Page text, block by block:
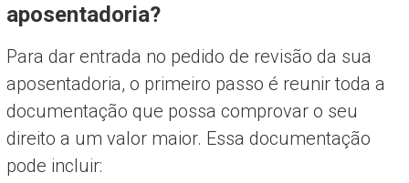
aposentadoria?
Para dar entrada no pedido de revisão da sua
aposentadoria, o primeiro passo é reunir toda a
documentação que possa comprovar o seu
direito a um valor maior. Essa documentação
pode incluir: